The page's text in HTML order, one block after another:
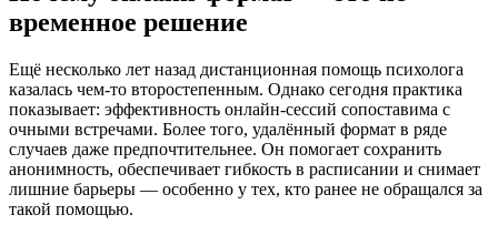
временное решение
Ещё несколько лет назад дистанционная помощь психолога
казалась чем-то второстепенным. Однако сегодня практика
показывает: эффективность онлайн-сессий сопоставима с
очными встречами. Более того, удалённый формат в ряде
случаев даже предпочтительнее. Он помогает сохранить
анонимность, обеспечивает гибкость в расписании и снимает
лишние барьеры — особенно у тех, кто ранее не обращался за
такой помощью.